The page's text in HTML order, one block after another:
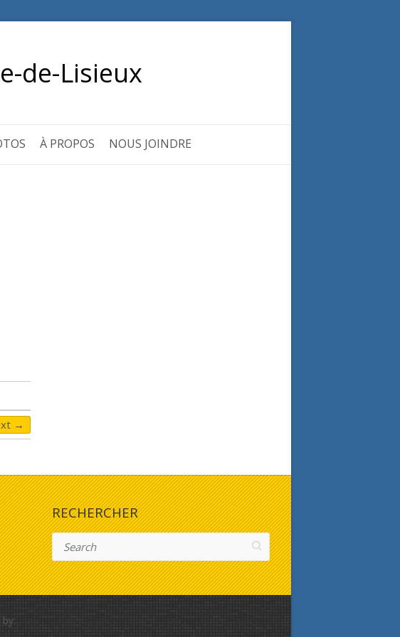
de-Lisieux
À PROPOS NOUS JOINDRE
→
RECHERCHER
Search